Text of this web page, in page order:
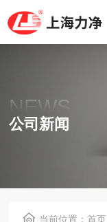
NEWS
公司新闻
当前位置：首页